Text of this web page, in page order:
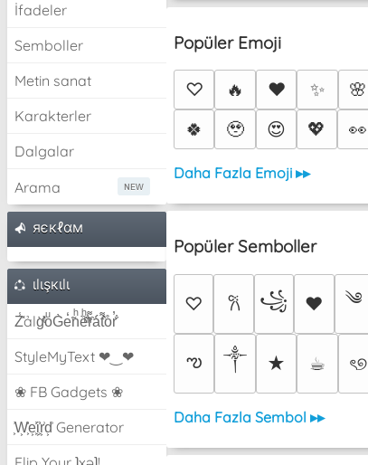
İfadeler
Semboller
Metin sanat
Karakterler
Dalgalar
Arama
яєкℓαм
ιlιşкιlι
Z̾̽ảlg̀͐ͭ̽oͧG̀e̒̃nͪȅͪͫ̏̐r͌̑á͑t͌̑͛o̊r̓̐
StyleMyText ❤‿❤
❀ FB Gadgets ❀
͕͗W͕͕͗͗e͕͕͗͗i͕͕͗͗r͕͗d͕͗ Generator
Popüler Emoji
♡ 🔥 ❤️ ✨ 🌸
🍀
🥹 😍 💖 👀
Daha Fazla Emoji ▸▸
Popüler Semboller
♡ 𐙚 ꧁ ♥ ༄
ఌ ༒︎ ★ ☕︎ ৎ୭
Daha Fazla Sembol ▸▸